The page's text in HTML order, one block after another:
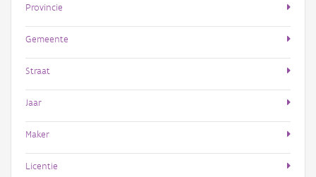
Provincie
Gemeente
Straat
Jaar
Maker
Licentie